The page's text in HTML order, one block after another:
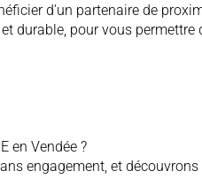
d’un partenaire de
durable, pour vous
en Vendée ?
engagement, et